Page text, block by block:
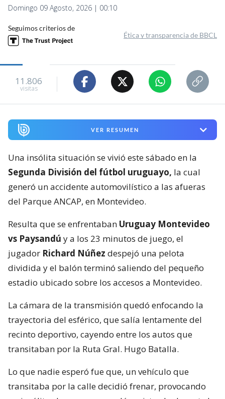
Domingo 09 Agosto, 2026 | 00:10
Seguimos criterios de
Ética y transparencia de BBCL
11.806
visitas
VER RESUMEN
Una insólita situación se vivió este sábado en la
Segunda División del fútbol uruguayo, la cual
generó un accidente automovilístico a las afueras
del Parque ANCAP, en Montevideo.
Resulta que se enfrentaban Uruguay Montevideo
vs Paysandú y a los 23 minutos de juego, el
jugador Richard Núñez despejó una pelota
dividida y el balón terminó saliendo del pequeño
estadio ubicado sobre los accesos a Montevideo.
La cámara de la transmisión quedó enfocando la
trayectoria del esférico, que salía lentamente del
recinto deportivo, cayendo entre los autos que
transitaban por la Ruta Gral. Hugo Batalla.
Lo que nadie esperó fue que, un vehículo que
transitaba por la calle decidió frenar, provocando